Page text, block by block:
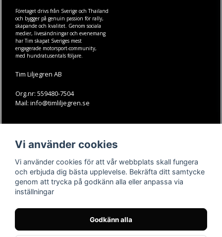
Företaget drivs från Sverige och Thailand
och bygger på genuin passion för rally,
skapande och kvalitet. Genom sociala
medier, livesändningar och evenemang
har Tim skapat Sveriges mest
engagerade motorsport-community,
med hundratusentals följare.
Tim Liljegren AB
Org.nr: 559480-7504
Mail: info@timliljegren.se
Köpvillkor
Kontakt
Youtube-videos
Instagram
Youtube
TikTok
Vi använder cookies
Vi använder cookies för att vår webbplats skall fungera
och erbjuda dig bästa upplevelse. Bekräfta ditt samtycke
genom att trycka på godkänn alla eller anpassa via
inställningar
Godkänn alla